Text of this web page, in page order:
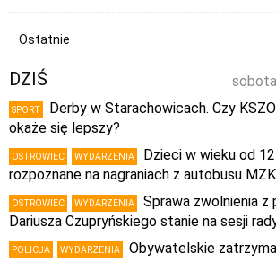
Ostatnie
DZIŚ
SPORT
Derby w Starachowicach. Czy
okaże się lepszy?
OSTROWIEC WYDARZENIA
Dzieci w wieku od
rozpoznane na nagraniach z autobusu MZK
OSTROWIEC WYDARZENIA
Sprawa zwolnienia z
Dariusza Czupryńskiego stanie na sesji
POLICJA WYDARZENIA
Obywatelskie